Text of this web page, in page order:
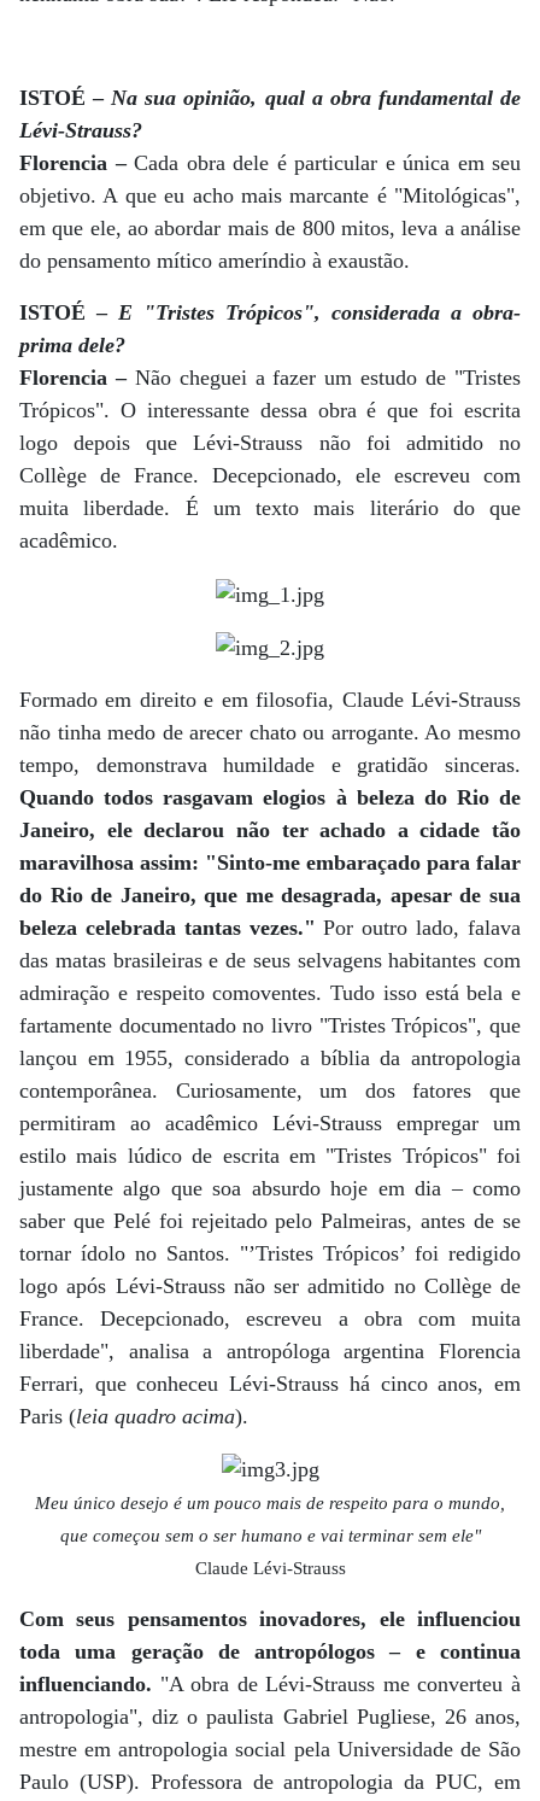
ISTOÉ –Na sua opinião, qual a obra fundamental de
Lévi-Strauss?
Florencia – Cada obra dele é particular e única em seu
objetivo. A que eu acho mais marcante é "Mitológicas",
em que ele, ao abordar mais de 800 mitos, leva a análise
do pensamento mítico ameríndio à exaustão.
ISTOÉ – E "Tristes Trópicos", considerada a obra-
prima dele?
Florencia –Não cheguei a fazer um estudo de "Tristes
Trópicos". O interessante dessa obra é que foi escrita
logo depois que Lévi-Strauss não foi admitido no
Collège de France. Decepcionado, ele escreveu com
muita liberdade. É um texto mais literário do que
acadêmico.
Formado em direito e em filosofia, Claude Lévi-Strauss
não tinha medo de arecer chato ou arrogante. Ao mesmo
tempo, demonstrava humildade e gratidão sinceras.
Quando todos rasgavam elogios à beleza do Rio de
Janeiro, ele declarou não ter achado a cidade tão
maravilhosa assim: "Sinto-me embaraçado para falar
do Rio de Janeiro, que me desagrada, apesar de sua
beleza celebrada tantas vezes." Por outro lado, falava
das matas brasileiras e de seus selvagens habitantes com
admiração e respeito comoventes. Tudo isso está bela e
fartamente documentado no livro "Tristes Trópicos", que
lançou em 1955, considerado a bíblia da antropologia
contemporânea. Curiosamente, um dos fatores que
permitiram ao acadêmico Lévi-Strauss empregar um
estilo mais lúdico de escrita em "Tristes Trópicos" foi
justamente algo que soa absurdo hoje em dia – como
saber que Pelé foi rejeitado pelo Palmeiras, antes de se
tornar ídolo no Santos. "’Tristes Trópicos’ foi redigido
logo após Lévi-Strauss não ser admitido no Collège de
France. Decepcionado, escreveu a obra com muita
liberdade", analisa a antropóloga argentina Florencia
Ferrari, que conheceu Lévi-Strauss há cinco anos, em
Paris (leia quadro acima).
Meu único desejo é um pouco mais de respeito para o mundo,
que começou sem o ser humano e vai terminar sem ele"
Claude Lévi-Strauss
Com seus pensamentos inovadores, ele influenciou
toda uma geração de antropólogos – e continua
influenciando. "A obra de Lévi-Strauss me converteu à
antropologia", diz o paulista Gabriel Pugliese, 26 anos,
mestre em antropologia social pela Universidade de São
Paulo (USP). Professora de antropologia da PUC, em